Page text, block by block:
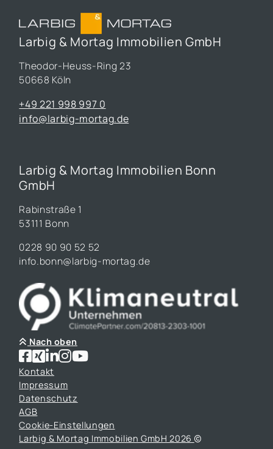
Larbig & Mortag Immobilien GmbH
Theodor-Heuss-Ring 23
50668 Köln
+49 221 998 997 0
info@larbig-mortag.de
Larbig & Mortag Immobilien Bonn
GmbH
Rabinstraße 1
53111 Bonn
0228 90 90 52 52
info.bonn@larbig-mortag.de
Nach oben
Kontakt
Impressum
Datenschutz
AGB
Cookie-Einstellungen
Larbig & Mortag Immobilien GmbH 2026